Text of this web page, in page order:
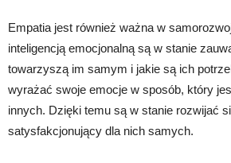
Empatia jest również ważna w
inteligencją emocjonalną są w stanie
towarzyszą im samym i jakie są ich
wyrażać swoje emocje w sposób, który
innych. Dzięki temu są w stanie rozwijać
satysfakcjonujący dla nich samych.